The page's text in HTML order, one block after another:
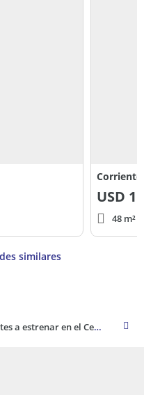
USD
48 m²
similares
Venta de departamento de 2 ambientes a estrenar en el Centro de Mar del Plata